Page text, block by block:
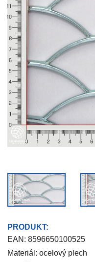
PRODUKT:
EAN: 8596650100525
Materiál: ocelový plech